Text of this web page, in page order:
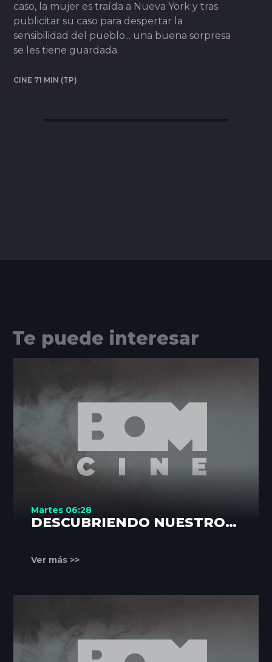
caso, la mujer es traída a Nueva York y tras
publicitar su caso para despertar la
sensibilidad del pueblo... una buena sorpresa
se les tiene guardada.
CINE 71 MIN (TP)
Te puede interesar
Martes 06:28
DESCUBRIENDO NUESTROS
Ver más >>